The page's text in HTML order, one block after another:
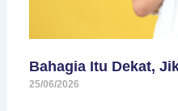
Bahagia Itu Dekat,
25/06/2026